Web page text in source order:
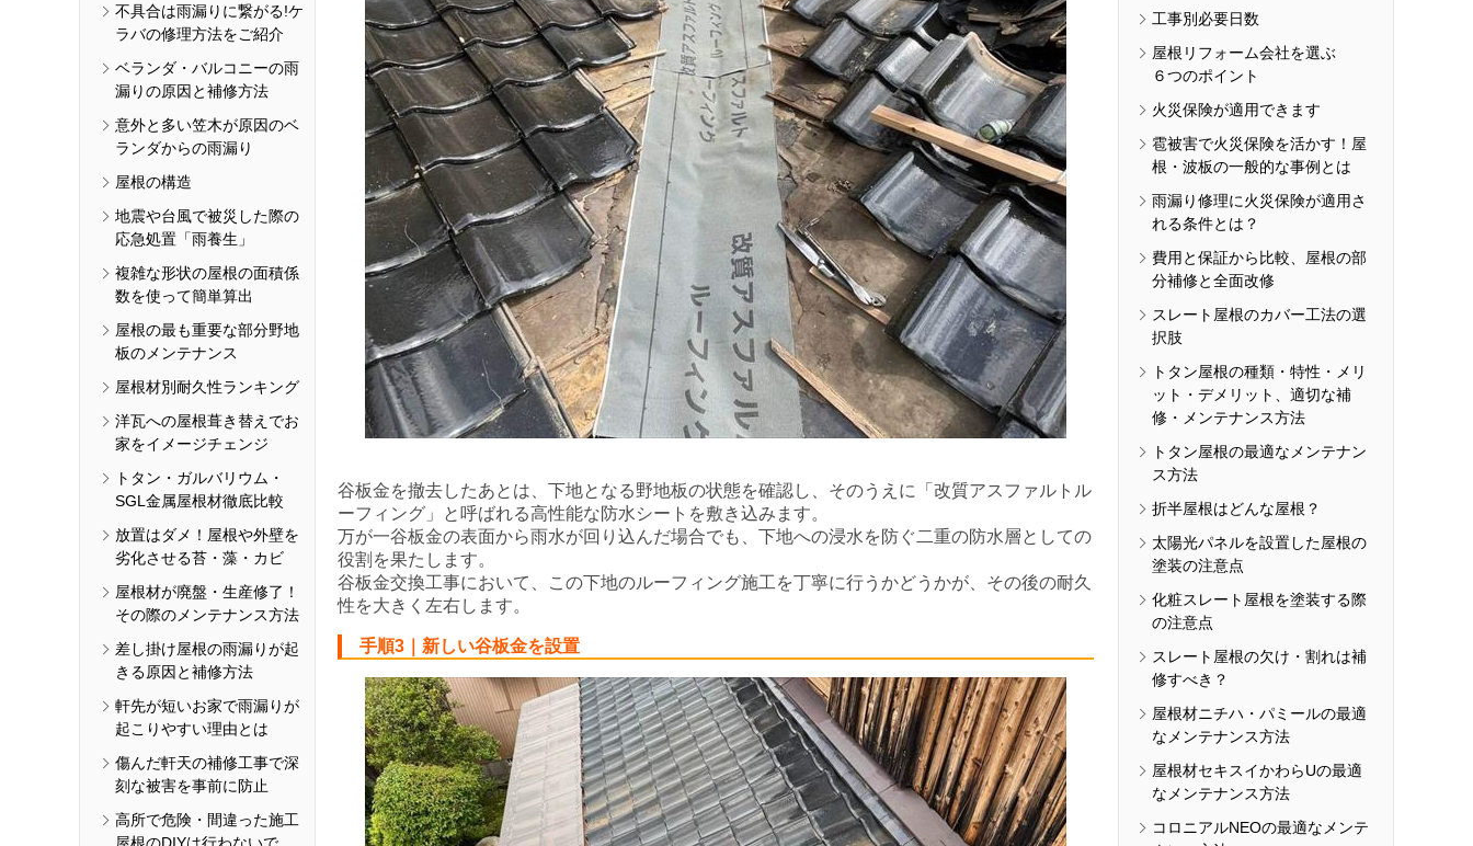
不具合は雨漏りに繋がる!ケ
ラバの修理方法をご紹介
ベランダ・バルコニーの雨
漏りの原因と補修方法
意外と多い笠木が原因のベ
ランダからの雨漏り
屋根の構造
地震や台風で被災した際の
応急処置「雨養生」
複雑な形状の屋根の面積係
数を使って簡単算出
屋根の最も重要な部分野地
板のメンテナンス
屋根材別耐久性ランキング
洋瓦への屋根葺き替えでお
家をイメージチェンジ
トタン・ガルバリウム・
SGL金属屋根材徹底比較
放置はダメ！屋根や外壁を
劣化させる苔・藻・カビ
屋根材が廃盤・生産修了！
その際のメンテナンス方法
差し掛け屋根の雨漏りが起
きる原因と補修方法
軒先が短いお家で雨漏りが
起こりやすい理由とは
傷んだ軒天の補修工事で深
刻な被害を事前に防止
高所で危険・間違った施工
屋根のDIYは行わないで
谷板金を撤去したあとは、下地となる野地板の状態を確認し、そのうえに「改質アスファルトル
ーフィング」と呼ばれる高性能な防水シートを敷き込みます。
万が一谷板金の表面から雨水が回り込んだ場合でも、下地への浸水を防ぐ二重の防水層としての
役割を果たします。
谷板金交換工事において、この下地のルーフィング施工を丁寧に行うかどうかが、その後の耐久
性を大きく左右します。
手順3｜新しい谷板金を設置
工事別必要日数
屋根リフォーム会社を選ぶ
６つのポイント
火災保険が適用できます
雹被害で火災保険を活かす！屋
根・波板の一般的な事例とは
雨漏り修理に火災保険が適用さ
れる条件とは？
費用と保証から比較、屋根の部
分補修と全面改修
スレート屋根のカバー工法の選
択肢
トタン屋根の種類・特性・メリ
ット・デメリット、適切な補
修・メンテナンス方法
トタン屋根の最適なメンテナン
ス方法
折半屋根はどんな屋根？
太陽光パネルを設置した屋根の
塗装の注意点
化粧スレート屋根を塗装する際
の注意点
スレート屋根の欠け・割れは補
修すべき？
屋根材ニチハ・パミールの最適
なメンテナンス方法
屋根材セキスイかわらUの最適
なメンテナンス方法
コロニアルNEOの最適なメンテ